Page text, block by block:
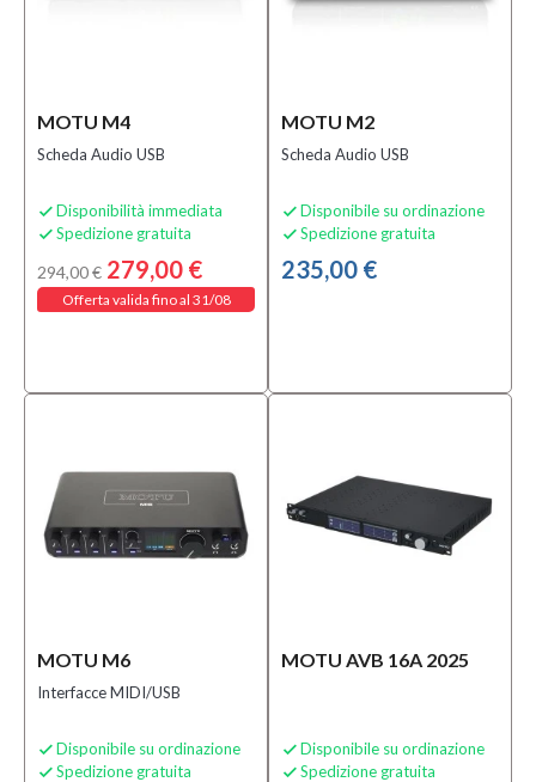
Audio
Strumentazione
da studio usata
(2)
Audio
Scheda
audio
usata
(2)
Condizione
(11)
MOTU M4
Scheda Audio USB
 Disponibilità immediata
 Spedizione gratuita
294,00 € 279,00 €
Offerta valida fino al 31/08
MOTU M2
Scheda Audio USB
 Disponibile su ordinazione
 Spedizione gratuita
235,00 €
MOTU M6
Interfacce MIDI/USB
 Disponibile su ordinazione
 Spedizione gratuita
MOTU AVB 16A 2025
 Disponibile su ordinazione
 Spedizione gratuita